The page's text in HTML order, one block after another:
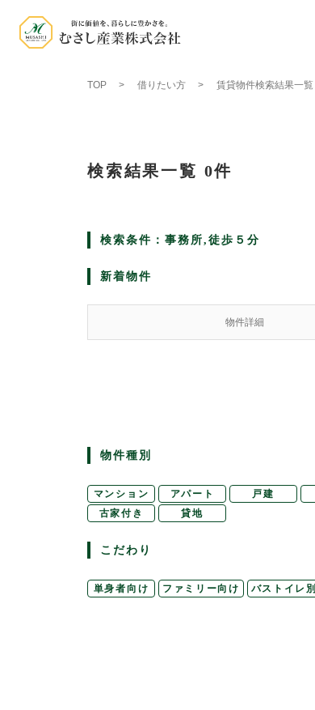
TOP 借りたい方 賃貸物件検索結果一覧
検索結果一覧 0件
検索条件：事務所,徒歩５分
新着物件
物件詳細
物件種別
マンション アパート 戸建
古家付き
貸地
こだわり
単身者向け ファミリー向け バストイレ別